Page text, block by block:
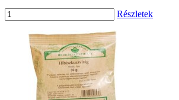
Részletek